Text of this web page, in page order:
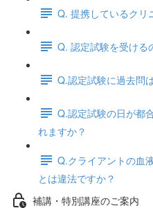
Q. 提携しているクリ
Q. 認定試験を受ける
Q.認定試験に過去問
Q.認定試験の日が都
れますか？
Q.クライアントの血
とは違法ですか？
補講・特別講座のご案内